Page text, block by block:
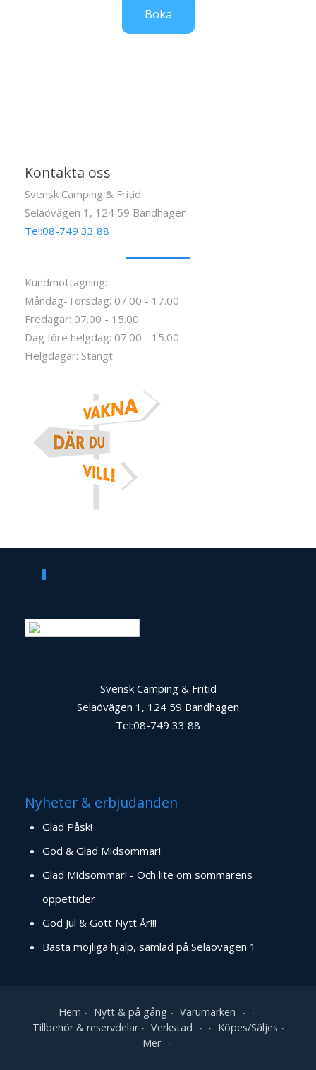
Kontakta oss
Svensk Camping & Fritid
Selaövägen 1, 124 59 Bandhagen
Tel:08-749 33 88
Kundmottagning:
Måndag-Torsdag: 07.00 - 17.00
Fredagar: 07.00 - 15.00
Dag före helgdag: 07.00 - 15.00
Helgdagar: Stängt
Boka
Svensk Camping & Fritid
Selaövägen 1, 124 59 Bandhagen
Tel:08-749 33 88
Nyheter & erbjudanden
Glad Påsk!
God & Glad Midsommar!
Glad Midsommar! - Och lite om sommarens
öppettider
God Jul & Gott Nytt År!!!
Bästa möjliga hjälp, samlad på Selaövägen 1
Hem Nytt & på gång
Varumärken
Tillbehör & reservdelar
Verkstad
Köpes/Säljes
Mer